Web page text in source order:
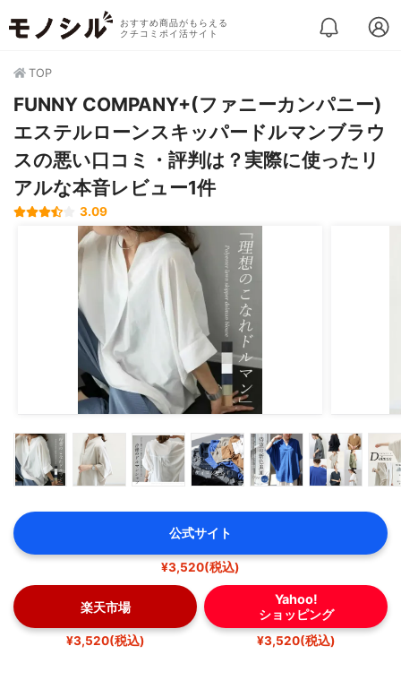
おすすめ商品がもらえる
クチコミポイ活サイト
TOP
FUNNY COMPANY+(ファニーカンパニー)
エステルローンスキッパードルマンブラウ
スの悪い口コミ・評判は？実際に使ったリ
アルな本音レビュー1件
3.09
公式サイト
¥3,520(税込)
楽天市場
¥3,520(税込)
Yahoo!
ショッピング
¥3,520(税込)